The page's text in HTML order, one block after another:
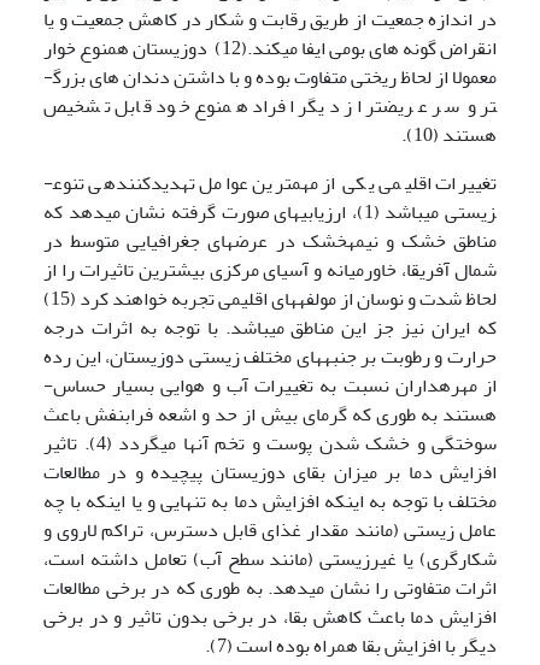
در اندازه جمعیت از طریق رقابت و شکار در کاهش جمعیت و یا
انقراض گونه های بومی ایفا می­کند.(12) دوزیستان همنوع خوار
معمولا از لحاظ ریختی متفاوت بوده و با داشتن دندان های بزرگ­
تر و سر عریض­تر از دیگر افراد همنوع خود قابل تشخیص
هستند (10).
تغییرات اقلیمی یکی از مهم­ترین عوامل تهدید­کننده­ی تنوع­
زیستی می­باشد (1)، ارزیابی­های صورت گرفته نشان می­دهد که
مناطق خشک و نیمه­خشک در عرض­های جغرافیایی متوسط در
شمال آفریقا، خاورمیانه و آسیای مرکزی بیش­ترین تاثیرات را از
لحاظ شدت و نوسان از مولفه­های اقلیمی تجربه خواهند کرد (15)
که ایران نیز جز این مناطق می­باشد. با توجه به اثرات درجه
حرارت و رطوبت بر جنبه­های مختلف زیستی دوزیستان، این رده
از مهره­داران نسبت به تغییرات آب و هوایی بسیار حساس­
هستند به طوری­ که گرمای بیش از حد و اشعه فرابنفش باعث
سوختگی و خشک شدن پوست و تخم آنها می‍گردد (4). تاثیر
افزایش دما بر میزان بقای دوزیستان پیچیده و در مطالعات
مختلف با توجه به اینکه افزایش دما به تنهایی و یا اینکه با چه
عامل زیستی (مانند مقدار غذای قابل دسترس، تراکم لاروی و
شکارگری) یا غیرزیستی (مانند سطح آب) تعامل داشته است،
اثرات متفاوتی را نشان می­دهد. به طوری که در برخی مطالعات
افزایش دما باعث کاهش بقا، در برخی بدون تاثیر و در برخی
دیگر با افزایش بقا همراه بوده است (7).